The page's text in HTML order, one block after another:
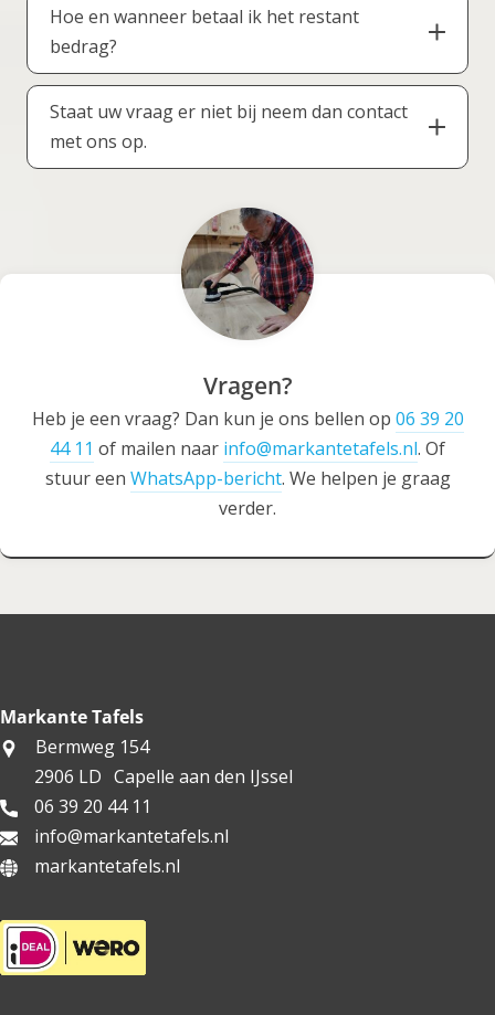
montage van de tafelpoten wordt ter plaatse
verzorgd.
verwachten. Mocht er toch iets mis zijn dat
onder de garantie valt, dan zorgen wij voor een
passende oplossing.
afwerken volgens uw specifieke wensen,
vragen wij een aanbetaling van 30%. Dit geeft
ons de zekerheid om met vertrouwen te
starten met de productie en materialen op
maat in te kopen. De aanbetaling is dus een
bevestiging van uw opdracht.
Hoe en wanneer betaal ik het restant
bedrag?
Het resterende bedrag betaalt u bij de
aflevering. U kunt gewoon pinnen bij onze
bezorger.
Staat uw vraag er niet bij neem dan contact
met ons op.
Vragen?
Heb je een vraag? Dan kun je ons bellen op 06 39 20
44 11 of mailen naar info@markantetafels.nl. Of
stuur een WhatsApp-bericht. We helpen je graag
verder.
Markante Tafels
Bermweg 154
2906 LD Capelle aan den IJssel
06 39 20 44 11
info@markantetafels.nl
markantetafels.nl